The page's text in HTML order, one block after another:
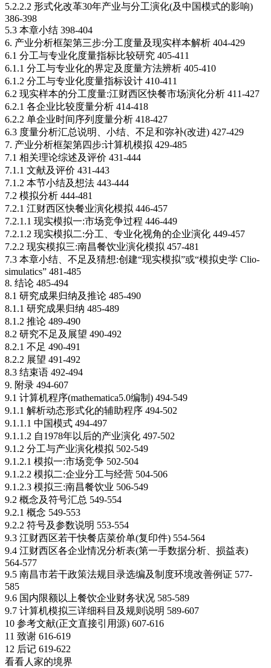
5.2.2.2 形式化改革30年产业与分工演化(及中国模式的影响)
386-398
5.3 本章小结 398-404
6. 产业分析框架第三步:分工度量及现实样本解析 404-429
6.1 分工与专业化度量指标比较研究 405-411
6.1.1 分工与专业化的界定及度量方法辨析 405-410
6.1.2 分工与专业化度量指标设计 410-411
6.2 现实样本的分工度量:江财西区快餐市场演化分析 411-427
6.2.1 各企业比较度量分析 414-418
6.2.2 单企业时间序列度量分析 418-427
6.3 度量分析汇总说明、小结、不足和弥补(改进) 427-429
7. 产业分析框架第四步:计算机模拟 429-485
7.1 相关理论综述及评价 431-444
7.1.1 文献及评价 431-443
7.1.2 本节小结及想法 443-444
7.2 模拟分析 444-481
7.2.1 江财西区快餐业演化模拟 446-457
7.2.1.1 现实模拟一:市场竞争过程 446-449
7.2.1.2 现实模拟二:分工、专业化视角的企业演化 449-457
7.2.2 现实模拟三:南昌餐饮业演化模拟 457-481
7.3 本章小结、不足及猜想:创建“现实模拟”或“模拟史学 Clio-
simulatics” 481-485
8. 结论 485-494
8.1 研究成果归纳及推论 485-490
8.1.1 研究成果归纳 485-489
8.1.2 推论 489-490
8.2 研究不足及展望 490-492
8.2.1 不足 490-491
8.2.2 展望 491-492
8.3 结束语 492-494
9. 附录 494-607
9.1 计算机程序(mathematica5.0编制) 494-549
9.1.1 解析动态形式化的辅助程序 494-502
9.1.1.1 中国模式 494-497
9.1.1.2 自1978年以后的产业演化 497-502
9.1.2 分工与产业演化模拟 502-549
9.1.2.1 模拟一:市场竞争 502-504
9.1.2.2 模拟二:企业分工与经营 504-506
9.1.2.3 模拟三:南昌餐饮业 506-549
9.2 概念及符号汇总 549-554
9.2.1 概念 549-553
9.2.2 符号及参数说明 553-554
9.3 江财西区若干快餐店菜价单(复印件) 554-564
9.4 江财西区各企业情况分析表(第一手数据分析、损益表)
564-577
9.5 南昌市若干政策法规目录选编及制度环境改善例证 577-
585
9.6 国内限额以上餐饮企业财务状况 585-589
9.7 计算机模拟三详细科目及规则说明 589-607
10 参考文献(正文直接引用源) 607-616
11 致谢 616-619
12 后记 619-622
看看人家的境界